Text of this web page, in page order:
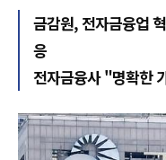
금감원, 전자금융업
응
전자금융사 "명확한